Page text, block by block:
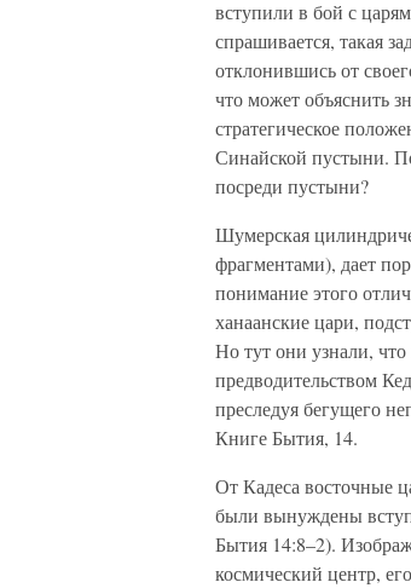
вступили в бой с
спрашивается, такая
отклонившись от
что может объяснить
стратегическое
Синайской пустыни.
посреди пустыни?
Шумерская
фрагментами), дает
понимание этого
ханаанские цари,
Но тут они узнали,
предводительством
преследуя бегущего
Книге Бытия, 14.
От Кадеса восточные
были вынуждены
Бытия 14:8–2).
космический центр,